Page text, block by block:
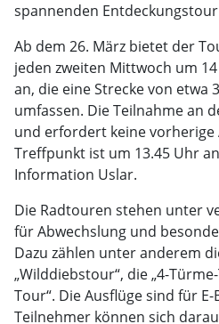
spannenden
Ab dem 26. März bietet der
jeden zweiten Mittwoch um
an, die eine Strecke von etwa
umfassen. Die Teilnahme an
und erfordert keine vorherige
Treffpunkt ist um 13.45 Uhr
Information Uslar.
Die Radtouren stehen unter
für Abwechslung und
Dazu zählen unter anderem
„Wilddiebstour“, die „4-
Tour“. Die Ausflüge sind für
Teilnehmer können sich